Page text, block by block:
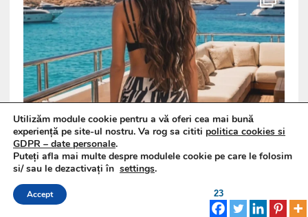
23
Utilizăm module cookie pentru a vă oferi cea mai bună
experiență pe site-ul nostru. Va rog sa cititi politica cookies si
GDPR – date personale.
Puteți afla mai multe despre modulele cookie pe care le folosim
si/ sau le dezactivați în settings.
Accept